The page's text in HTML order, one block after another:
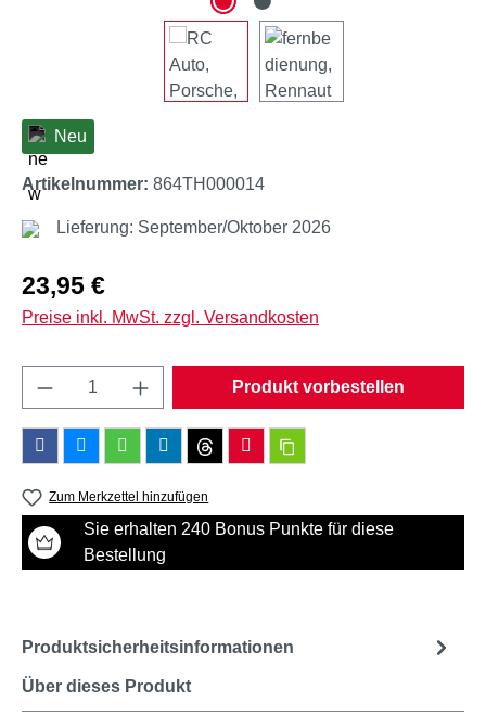
Neu
Artikelnummer: 864TH000014
Lieferung: September/Oktober 2026
Regulärer Preis:
23,95 €
Preise inkl. MwSt. zzgl. Versandkosten
Produkt Anzahl: Gib den gewünschten
Produkt vorbestellen
Zum Merkzettel hinzufügen
Sie erhalten 240 Bonus Punkte für diese
Bestellung
Über dieses Produkt
Produktsicherheitsinformationen